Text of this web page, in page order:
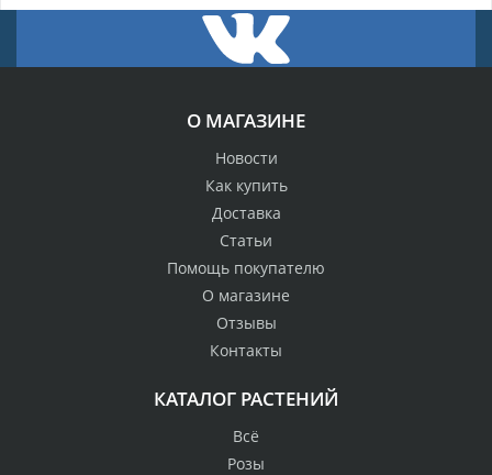
О МАГАЗИНЕ
Новости
Как купить
Доставка
Статьи
Помощь покупателю
О магазине
Отзывы
Контакты
КАТАЛОГ РАСТЕНИЙ
Всё
Розы